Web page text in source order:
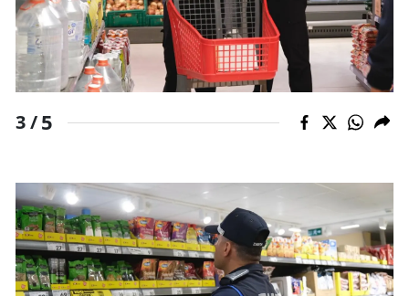
Mardin
Muğla
Muş
Nevşehir
Rize
Sakarya
3 /5